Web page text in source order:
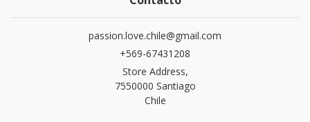
passion.love.chile@gmail.com
+569-67431208
Store Address,
7550000 Santiago
Chile